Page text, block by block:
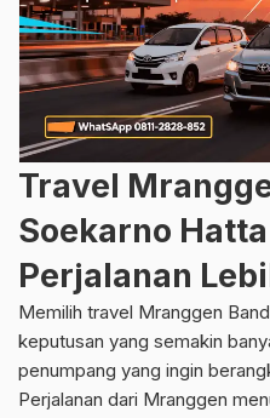
Travel
Soekarno
Perjalanan
Memilih travel Mranggen
keputusan yang semakin
penumpang yang ingin
Perjalanan dari Mranggen